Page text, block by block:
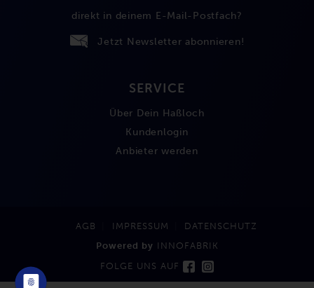
direkt in deinem E-Mail-Postfach?
Jetzt Newsletter abonnieren!
SERVICE
Über Dein Haßloch
Kundenlogin
Anbieter werden
AGB IMPRESSUM
DATENSCHUTZ
Powered by INNOFABRIK
FOLGE UNS AUF